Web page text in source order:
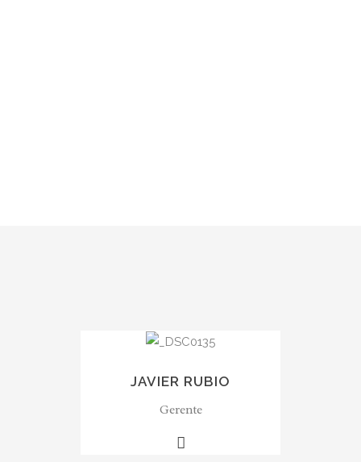
JAVIER RUBIO
Gerente